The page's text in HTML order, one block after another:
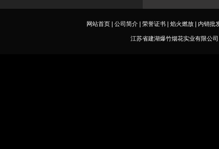
网站首页 公司简介 荣誉证书 焰火燃放 内销批
江苏省建湖爆竹烟花实业有限公司